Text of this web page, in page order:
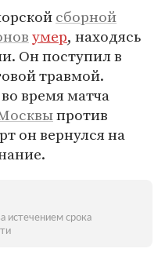
сборной
умер, находясь
Он поступил в
травмой.
время матча
против
он вернулся на
истечением срока